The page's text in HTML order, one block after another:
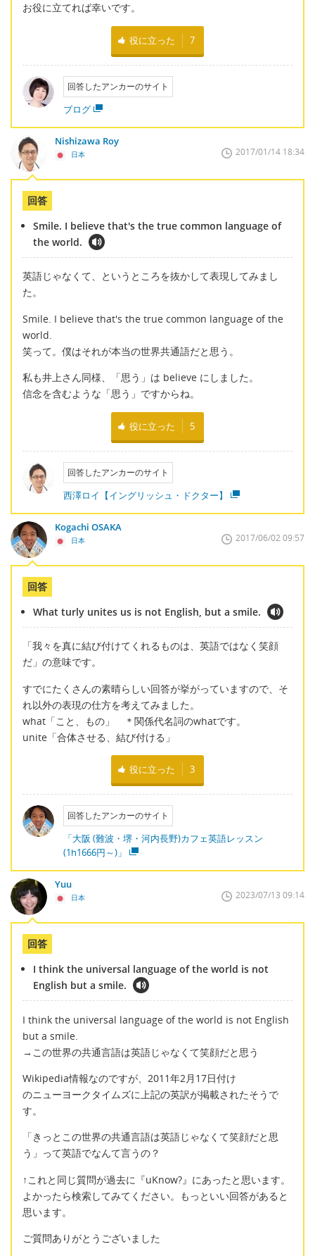
お役に立てれば幸いです。
役に立った 7
回答したアンカーのサイト
ブログ
Nishizawa Roy
日本 2017/01/14 18:34
回答
Smile. I believe that's the true common language of
the world.
英語じゃなくて、というところを抜かして表現してみまし
た。
Smile. I believe that's the true common language of the
world.
笑って。僕はそれが本当の世界共通語だと思う。
私も井上さん同様、「思う」は believe にしました。
信念を含むような「思う」ですからね。
役に立った 5
回答したアンカーのサイト
西澤ロイ【イングリッシュ・ドクター】
Kogachi OSAKA
日本 2017/06/02 09:57
回答
What turly unites us is not English, but a smile.
「我々を真に結び付けてくれるものは、英語ではなく笑顔
だ」の意味です。
すでにたくさんの素晴らしい回答が挙がっていますので、そ
れ以外の表現の仕方を考えてみました。
what「こと、もの」 ＊関係代名詞のwhatです。
unite「合体させる、結び付ける」
役に立った 3
回答したアンカーのサイト
「大阪 (難波・堺・河内長野)カフェ英語レッスン
(1h1666円～)」
Yuu
日本 2023/07/13 09:14
回答
I think the universal language of the world is not
English but a smile.
I think the universal language of the world is not English
but a smile.
→この世界の共通言語は英語じゃなくて笑顔だと思う
Wikipedia情報なのですが、2011年2月17日付け
のニューヨークタイムズに上記の英訳が掲載されたそうで
す。
「きっとこの世界の共通言語は英語じゃなくて笑顔だと思
う」って英語でなんて言うの？
↑これと同じ質問が過去に『uKnow?』にあったと思います。
よかったら検索してみてください。もっといい回答があると
思います。
ご質問ありがとうございました